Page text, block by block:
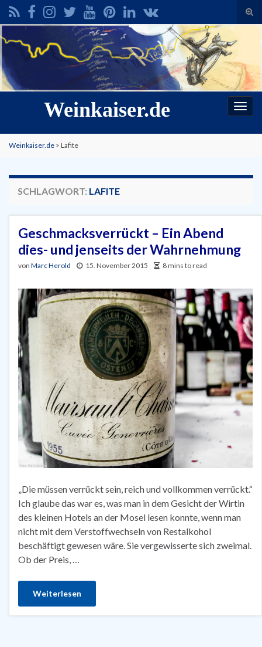
Search for:
Weinkaiser.de
Weinkaiser.de > Lafite
SCHLAGWORT: LAFITE
Geschmacksverrückt – Ein Abend
dies- und jenseits der Wahrnehmung
von Marc Herold 15. November 2015 8 mins to read
„Die müssen verrückt sein, reich und vollkommen verrückt.“
Ich glaube das war es, was man in dem Gesicht der Wirtin
des kleinen Hotels an der Mosel lesen konnte, wenn man
nicht mit dem Verstoffwechseln von Restalkohol
beschäftigt gewesen wäre. Sie vergewisserte sich zweimal.
Ob der Preis, …
Weiterlesen